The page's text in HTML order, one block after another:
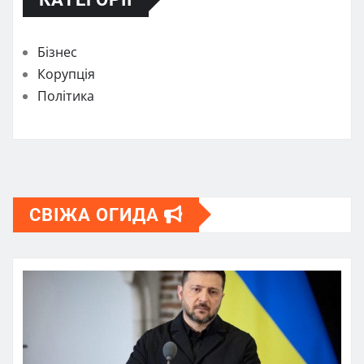
Бізнес
Корупція
Політика
СВІЖА ОГИДА